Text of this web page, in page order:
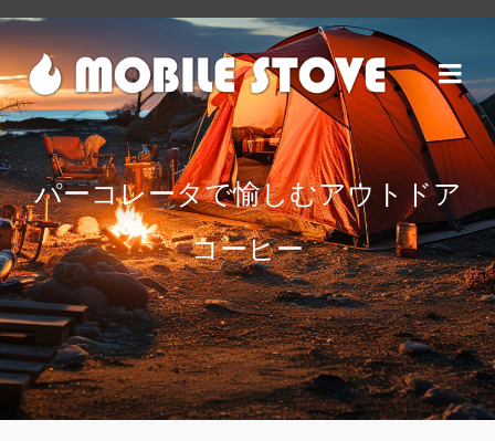
パーコレータで愉しむアウトドア
コーヒー